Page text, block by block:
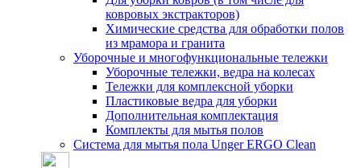
ковровых экстракторов)
Химические средства для обработки полов
из мрамора и гранита
Уборочные и многофункциональные тележки
Уборочные тележки, ведра на колесах
Тележки для комплексной уборки
Пластиковые ведра для уборки
Дополнительная комплектация
Комплекты для мытья полов
Система для мытья пола Unger ERGO Clean